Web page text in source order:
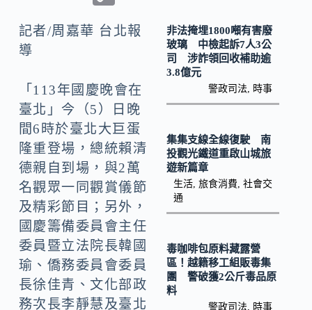
b
o
k
p
Li
n
k
記者/周嘉華 台北報
導
「113年國慶晚會在
臺北」今（5）日晚
間6時於臺北大巨蛋
隆重登場，總統賴清
德親自到場，與2萬
名觀眾一同觀賞儀節
及精彩節目；另外，
國慶籌備委員會主任
委員暨立法院長韓國
瑜、僑務委員會委員
長徐佳青、文化部政
務次長李靜慧及臺北
非法掩埋1800噸有害廢
玻璃 中檢起訴7人3公
司 涉詐領回收補助逾
3.8億元
警政司法 時事
集集支線全線復駛 南
投觀光鐵道重啟山城旅
遊新篇章
生活, 旅食消費 社會交
通
毒咖啡包原料藏露營
區！越籍移工組販毒集
團 警破獲2公斤毒品原
料
警政司法 時事